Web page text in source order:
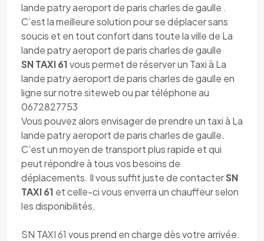
lande patry aeroport de paris charles de gaulle .
C’est la meilleure solution pour se déplacer sans
soucis et en tout confort dans toute la ville de La
lande patry aeroport de paris charles de gaulle
SN TAXI 61vous permet de réserver un Taxi à La
lande patry aeroport de paris charles de gaulle en
ligne sur notre siteweb ou par téléphone au
0672827753
Vous pouvez alors envisager de prendre un taxi à La
lande patry aeroport de paris charles de gaulle.
C’est un moyen de transport plus rapide et qui
peut répondre à tous vos besoins de
déplacements. Il vous suffit juste de contacterSN
TAXI 61 et celle-ci vous enverra un chauffeur selon
les disponibilités.
SN TAXI 61 vous prend en charge dès votre arrivée.